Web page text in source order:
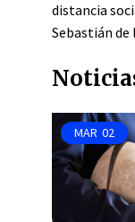
distancia
Sebastián de
MAR 02